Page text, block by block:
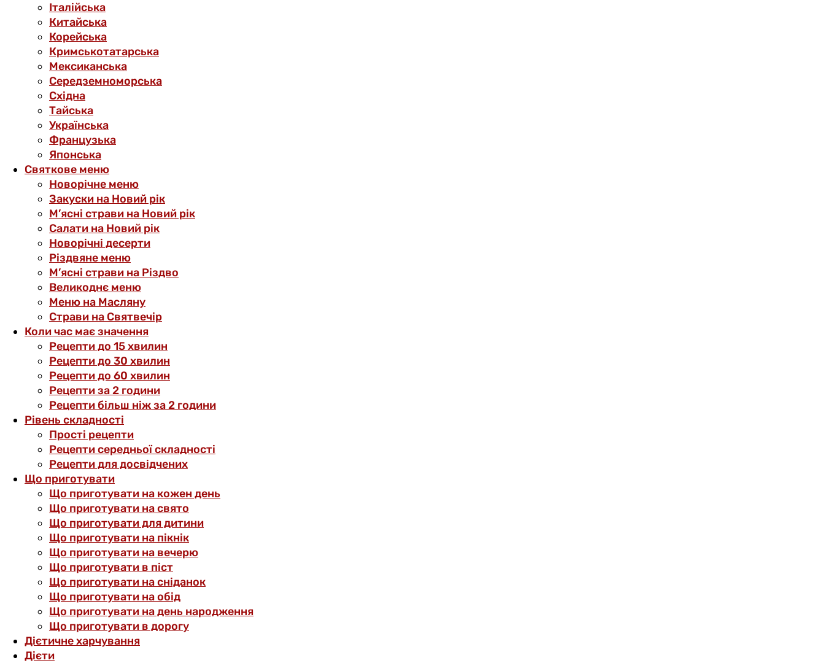
Італійська
Китайська
Корейська
Кримськотатарська
Мексиканська
Середземноморська
Східна
Тайська
Українська
Французька
Японська
Святкове меню
Новорічне меню
Закуски на Новий рік
М’ясні страви на Новий рік
Салати на Новий рік
Новорічні десерти
Різдвяне меню
М’ясні страви на Різдво
Великоднє меню
Меню на Масляну
Страви на Святвечір
Коли час має значення
Рецепти до 15 хвилин
Рецепти до 30 хвилин
Рецепти до 60 хвилин
Рецепти за 2 години
Рецепти більш ніж за 2 години
Рівень складності
Прості рецепти
Рецепти середньої складності
Рецепти для досвідчених
Що приготувати
Що приготувати на кожен день
Що приготувати на свято
Що приготувати для дитини
Що приготувати на пікнік
Що приготувати на вечерю
Що приготувати в піст
Що приготувати на сніданок
Що приготувати на обід
Що приготувати на день народження
Що приготувати в дорогу
Дієтичне харчування
Дієти